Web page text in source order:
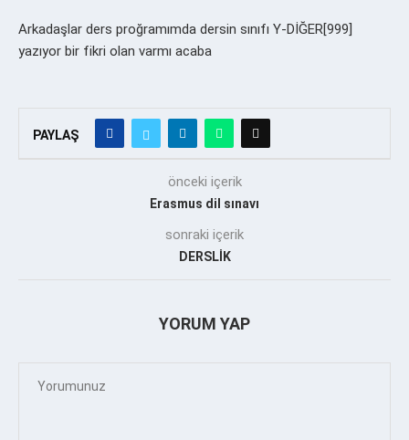
Arkadaşlar ders proğramımda dersin sınıfı Y-DİĞER[999]
yazıyor bir fikri olan varmı acaba
PAYLAŞ
önceki içerik
Erasmus dil sınavı
sonraki içerik
DERSLİK
YORUM YAP